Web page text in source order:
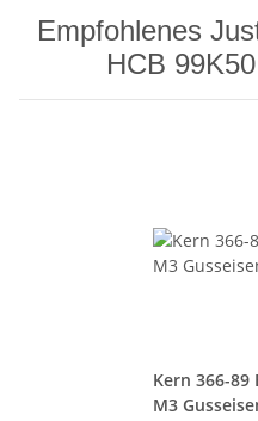
Empfohlenes
HCB
Kern 366-89
M3